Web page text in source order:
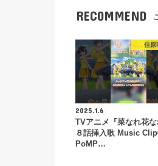
RECOMMEND
佳原
2025.1.6
TVアニメ『菜なれ花
８話挿入歌 Music
PoMP…